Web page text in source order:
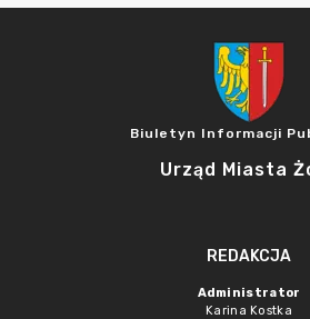
Biuletyn Informacji
Urząd Miasta
REDAKCJA
Administrator
Karina Kostka